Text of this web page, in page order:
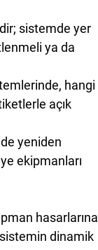
sistemde yer
ya da
hangi
açık
yeniden
ekipmanları
hasarlarına
dinamik